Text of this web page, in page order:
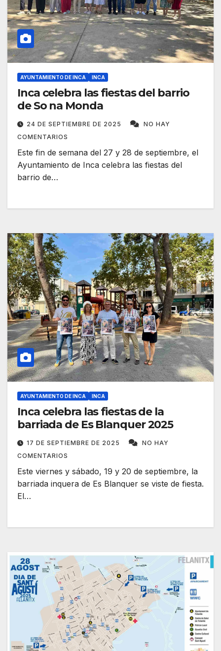
AYUNTAMIENTO DE INCA INCA
Inca celebra las fiestas del barrio
de So na Monda
24 DE SEPTIEMBRE DE 2025
NO HAY
COMENTARIOS
Este fin de semana del 27 y 28 de septiembre, el
Ayuntamiento de Inca celebra las fiestas del
barrio de…
AYUNTAMIENTO DE INCA INCA
Inca celebra las fiestas de la
barriada de Es Blanquer 2025
17 DE SEPTIEMBRE DE 2025
NO HAY
COMENTARIOS
Este viernes y sábado, 19 y 20 de septiembre, la
barriada inquera de Es Blanquer se viste de fiesta.
El…